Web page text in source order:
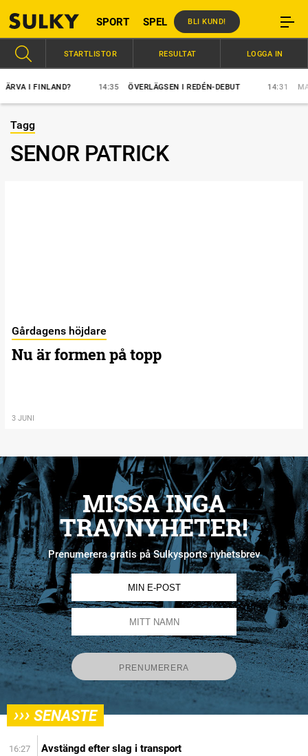
SPORT SPEL BLI KUND!
I FINLAND? 14:35 ÖVERLÄGSEN I REDÉN-DEBUT 14:31
STARTLISTOR RESULTAT LOGGA IN
Tagg
SENOR PATRICK
Gårdagens höjdare
Nu är formen på topp
3 JUNI
MISSA INGA
TRAVNYHETER!
Prenumerera gratis på Sulkysports nyhetsbrev
››› SENASTE
16:27 Avstängd efter slag i transport